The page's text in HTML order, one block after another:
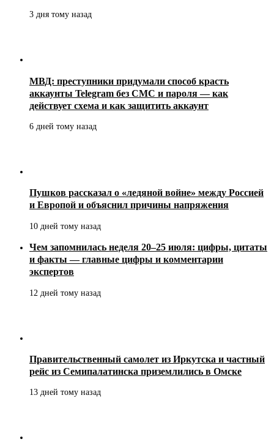
3 дня тому назад
МВД: преступники придумали способ красть
аккаунты Telegram без СМС и пароля — как
действует схема и как защитить аккаунт
6 дней тому назад
Пушков рассказал о «ледяной войне» между Россией
и Европой и объяснил причины напряжения
10 дней тому назад
Чем запомнилась неделя 20–25 июля: цифры, цитаты
и факты — главные цифры и комментарии
экспертов
12 дней тому назад
Правительственный самолет из Иркутска и частный
рейс из Семипалатинска приземлились в Омске
13 дней тому назад